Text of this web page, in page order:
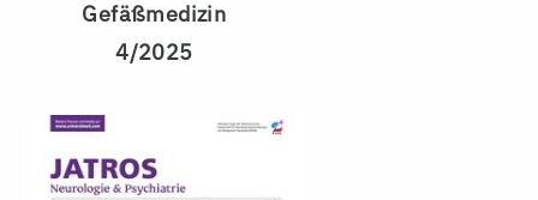
Gefäßmedizin
4/2025